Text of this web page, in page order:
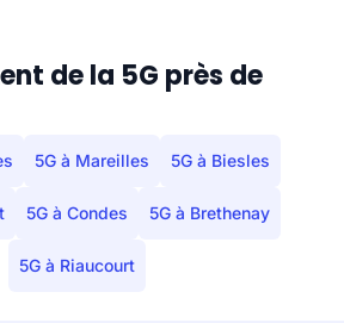
de la 5G près de
5G à Mareilles 5G à Biesles
5G à Condes 5G à Brethenay
5G à Riaucourt